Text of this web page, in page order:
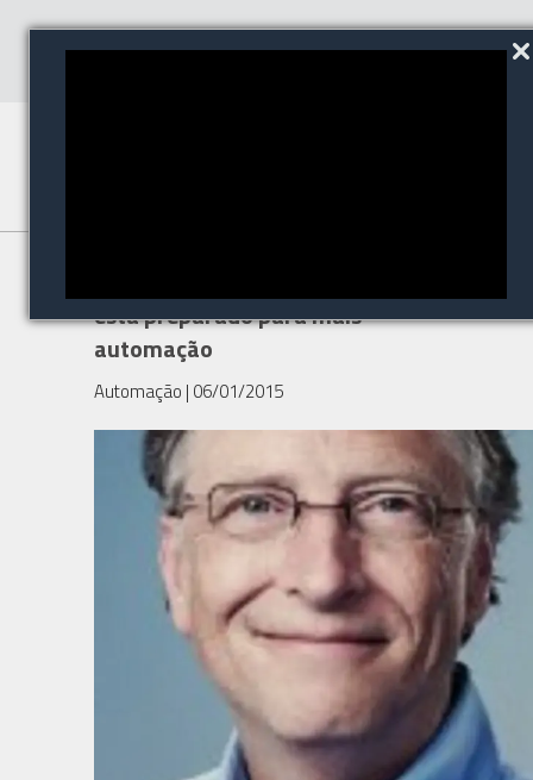
está preparado para mais
automação
Automação | 06/01/2015